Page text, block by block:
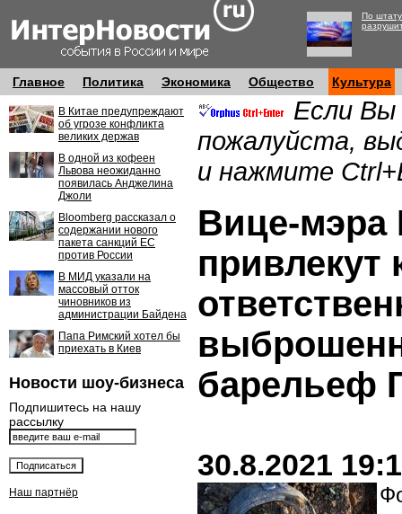
По
Главное Политика Экономика Общество Культура
В Китае предупреждают
об угрозе конфликта
великих держав
В одной из кофеен
Львова неожиданно
появилась Анджелина
Джоли
Bloomberg рассказал о
содержании нового
пакета санкций ЕС
против России
В МИД указали на
массовый отток
чиновников из
администрации Байдена
Папа Римский хотел бы
приехать в Киев
Новости шоу-бизнеса
Подпишитесь на нашу
рассылку
Наш партнёр
Если Вы
пожалуйста,
и нажмите
Вице-мэра
привлекут
барельеф
30.8.2021